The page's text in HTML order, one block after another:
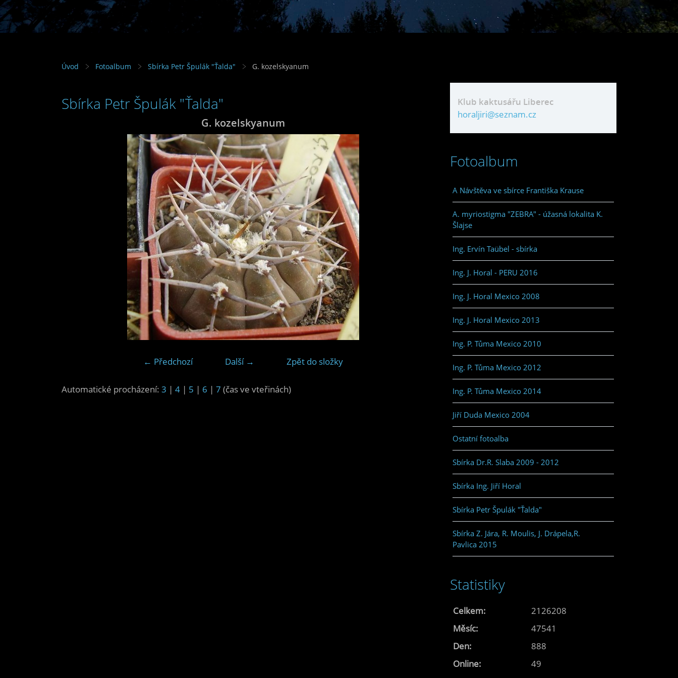
Úvod Fotoalbum Sbírka Petr Špulák "Ťalda" G. kozelskyanum
Sbírka Petr Špulák "Ťalda"
G. kozelskyanum
← Předchozí Další → Zpět do složky
Automatické procházení: 3 | 4 | 5 | 6 | 7 (čas ve vteřinách)
Klub kaktusářu Liberec
horaljiri@seznam.cz
Fotoalbum
A Návštěva ve sbírce Františka Krause
A. myriostigma "ZEBRA" - úžasná lokalita K.
Šlajse
Ing. Ervín Taübel - sbírka
Ing. J. Horal - PERU 2016
Ing. J. Horal Mexico 2008
Ing. J. Horal Mexico 2013
Ing. P. Tůma Mexico 2010
Ing. P. Tůma Mexico 2012
Ing. P. Tůma Mexico 2014
Jiří Duda Mexico 2004
Ostatní fotoalba
Sbírka Dr.R. Slaba 2009 - 2012
Sbírka Ing. Jiří Horal
Sbírka Petr Špulák "Ťalda"
Sbírka Z. Jára, R. Moulis, J. Drápela,R.
Pavlica 2015
Statistiky
Online: 49
Celkem:
2126208
Měsíc:
47541
Den:
888